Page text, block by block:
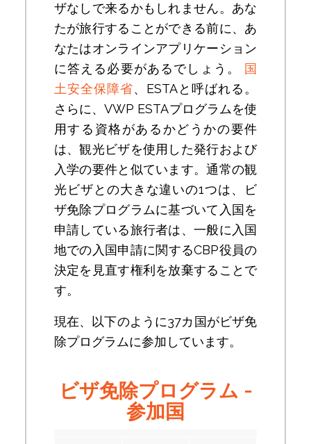
ザなしで来るかもしれません。あな
たが旅行することができる前に、あ
なたはオンラインアプリケーション
に答える必要があるでしょう。 国
土安全保障省、ESTAと呼ばれる。
さらに、VWP ESTAプログラムを使
用する資格があるかどうかの要件
は、観光ビザを使用した発行および
入学の要件と似ています。通常の観
光ビザとの大きな違いの1つは、ビ
ザ免除プログラムに基づいて入国を
申請している旅行者は、一般に入国
地での入国申請に関するCBP役員の
決定を見直す権利を放棄することで
す。
現在、以下のように37カ国がビザ免
除プログラムに参加しています。
ビザ免除プログラム -
参加国